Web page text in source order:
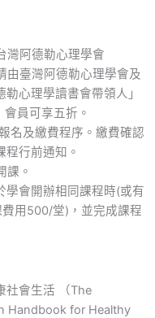
灣阿德勒心理學會
由臺灣阿德勒心理學會及
心理學讀書會帶領人」
員可享五折。
名及繳費程序。繳費確認
行前通知。
課。
學會開辦相同課程時(或有
用500/堂)，並完成課程
社會生活 （The
Handbook for Healthy